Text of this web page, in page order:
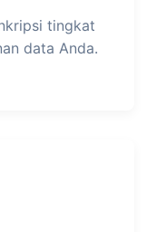
tingkat
data Anda.